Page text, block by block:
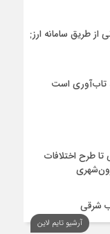
طریق سامانه ارزی
تاب‌آوری است
تا طرح اختلافات
شرقی
آرشیو تایم لاین